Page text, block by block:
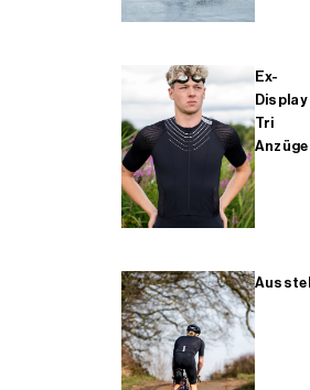
Ex-
Display
Tri
Anzüge